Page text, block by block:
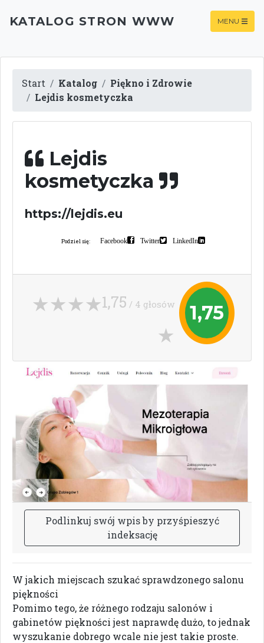
KATALOG STRON WWW MENU
Start Katalog
Piękno i Zdrowie
Lejdis kosmetyczka
Lejdis
kosmetyczka
https://lejdis.eu
Podziel się: Facebook Twitter LinkedIn
1,75
1,75 / 4 głosów
Podlinkuj swój wpisby przyśpieszyć
indeksację
W jakich miejscach szukać sprawdzonego salonu
piękności
Pomimo tego, że różnego rodzaju salonów i
gabinetów piękności jest naprawdę dużo, to jednak
wyszukanie dobrego wcale nie jest takie proste.